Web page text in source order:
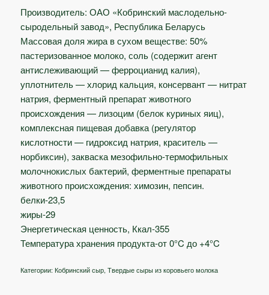
Производитель: ОАО «Кобринский маслодельно-
сыродельный завод», Республика Беларусь
Массовая доля жира в сухом веществе: 50%
пастеризованное молоко, соль (содержит агент
антислеживающий — ферроцианид калия),
уплотнитель — хлорид кальция, консервант — нитрат
натрия, ферментный препарат животного
происхождения — лизоцим (белок куриных яиц),
комплексная пищевая добавка (регулятор
кислотности — гидроксид натрия, краситель —
норбиксин), закваска мезофильно-термофильных
молочнокислых бактерий, ферментные препараты
животного происхождения: химозин, пепсин.
белки-23,5
жиры-29
Энергетическая ценность, Ккал-355
Температура хранения продукта-от 0°C до +4°C
Категории: Кобринский сыр,Твердые сыры из коровьего молока